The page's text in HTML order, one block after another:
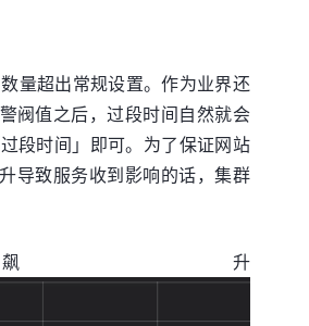
数量超出常规设置。作为业界还
阀值之后，过段时间自然就会
段时间」即可。为了保证网站
导致服务收到影响的话，集群
飙升